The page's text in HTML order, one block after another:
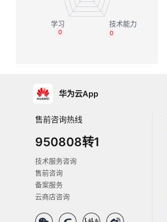
0
0
华为云App
售前咨询热线
950808转1
技术服务咨询
售前咨询
备案服务
云商店咨询